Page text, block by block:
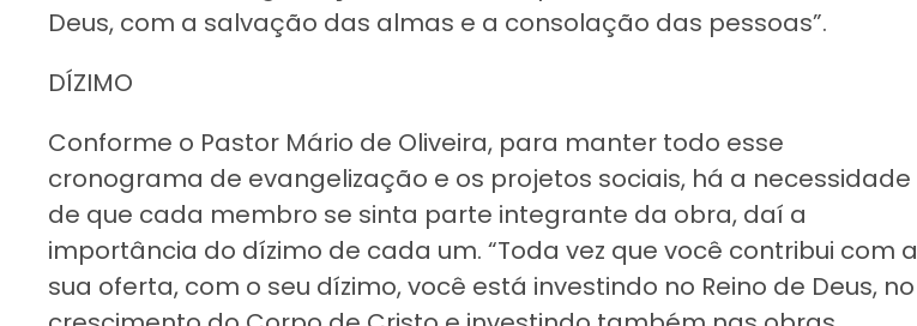
Deus, com a salvação das almas e a consolação das pessoas”.
DÍZIMO
Conforme o Pastor Mário de Oliveira, para manter todo esse
cronograma de evangelização e os projetos sociais, há a necessidade
de que cada membro se sinta parte integrante da obra, daí a
importância do dízimo de cada um. “Toda vez que você contribui com a
sua oferta, com o seu dízimo, você está investindo no Reino de Deus, no